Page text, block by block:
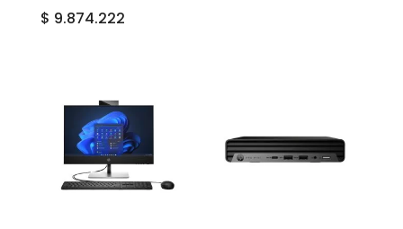
$ 9.874.222